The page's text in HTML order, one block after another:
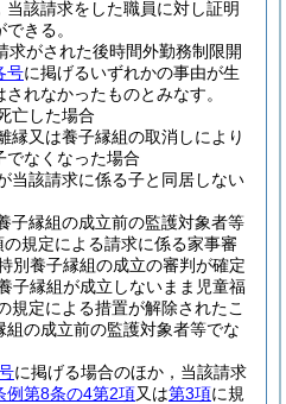
該請求をした職員に対し証明
きる。
求がされた後時間外勤務制限開
号に掲げるいずれかの事由が生
れなかったものとみなす。
亡した場合
縁又は養子縁組の取消しにより
でなくなった場合
当該請求に係る子と同居しない
子縁組の成立前の監護対象者等
規定による請求に係る家事審
別養子縁組の成立の審判が確定
子縁組が成立しないまま児童福
規定による措置が解除されたこ
組の成立前の監護対象者等でな
に掲げる場合のほか，当該請求
例第8条の4第2項又は第3項に規